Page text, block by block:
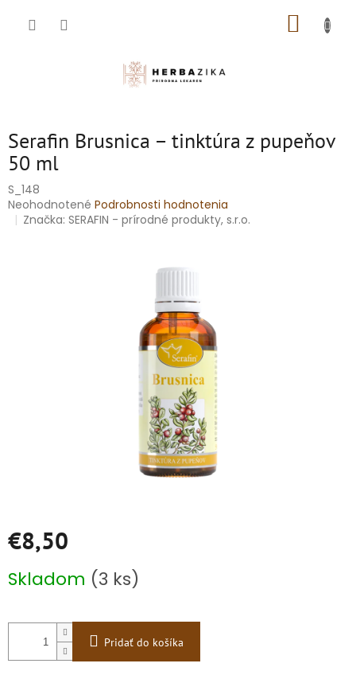
Serafin Brusnica – tinktúra z pupeňov
50 ml
S_148
Priemerné
hodnotenie
Neohodnotené Podrobnosti hodnotenia
Značka:SERAFIN - prírodné produkty, s.r.o.
€8,50
cena:
Skladom (3 ks)
Pridať do košíka